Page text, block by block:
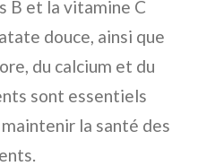
B et la vitamine C
douce, ainsi que
du calcium et du
sont essentiels
la santé des